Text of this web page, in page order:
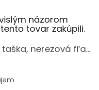
názorom
tovar zakúpili.
Ballet set školská taška, nerezová fľaša a plný peračník s motívom baletky pre dievča
5 z 5 hviezdičiek.